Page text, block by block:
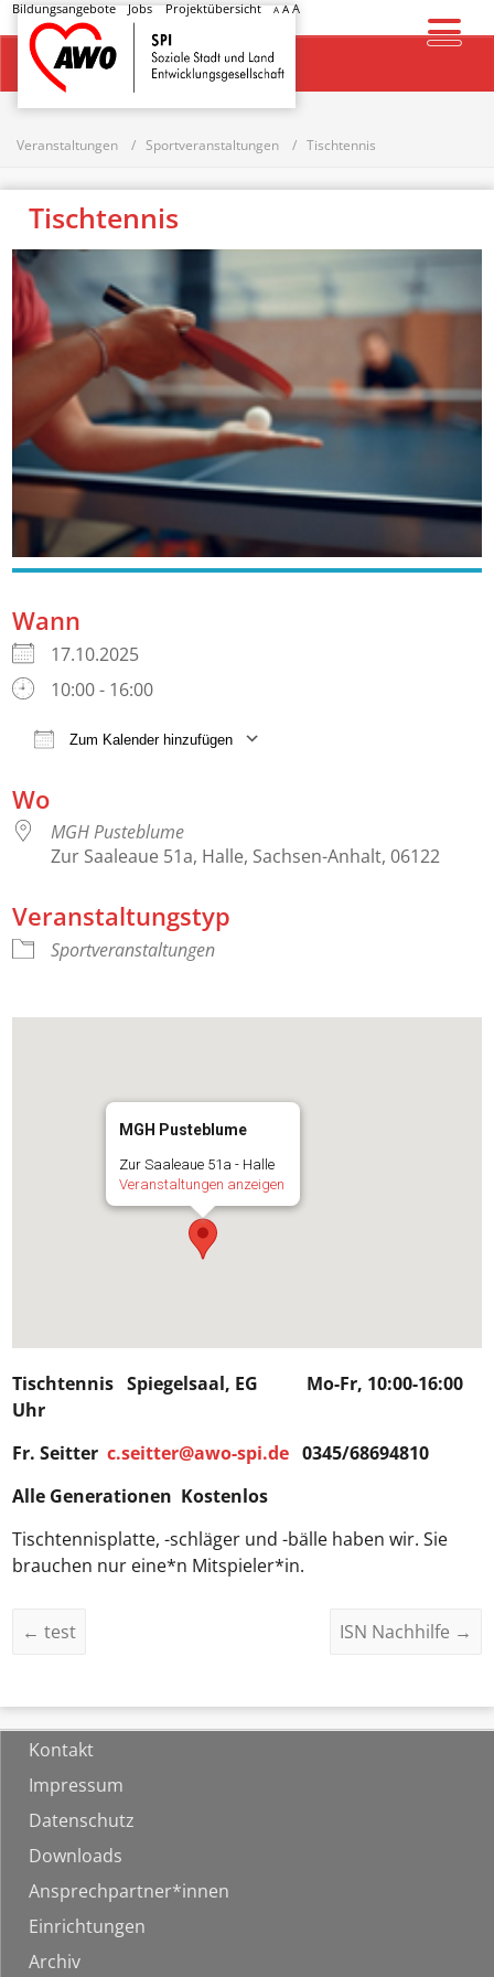
Bildungsangebote Jobs Projektübersicht A AA
Startseite
Veranstaltungen Sportveranstaltungen Tischtennis
Tischtennis
Wann
17.10.2025
10:00 - 16:00
Zum Kalender hinzufügen
Wo
MGH Pusteblume
Zur Saaleaue 51a, Halle, Sachsen-Anhalt, 06122
Veranstaltungstyp
Sportveranstaltungen
MGH Pusteblume
Zur Saaleaue 51a - Halle
Veranstaltungen anzeigen
Tischtennis Spiegelsaal, EG Mo-Fr, 10:00-16:00
Uhr
Fr. Seitterc.seitter@awo-spi.de 0345/68694810
Alle Generationen Kostenlos
Tischtennisplatte, -schläger und -bälle haben wir. Sie
brauchen nur eine*n Mitspieler*in.
← test ISN Nachhilfe →
Kontakt
Impressum
Datenschutz
Downloads
Ansprechpartner*innen
Einrichtungen
Archiv